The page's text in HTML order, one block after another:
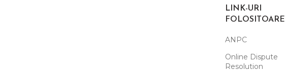
LINK-URI
FOLOSITOARE
ANPC
Online Dispute
Resolution